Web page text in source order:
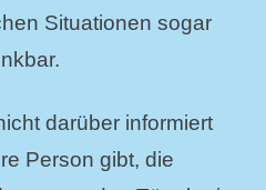
Situationen sogar
darüber informiert
Person gibt, die